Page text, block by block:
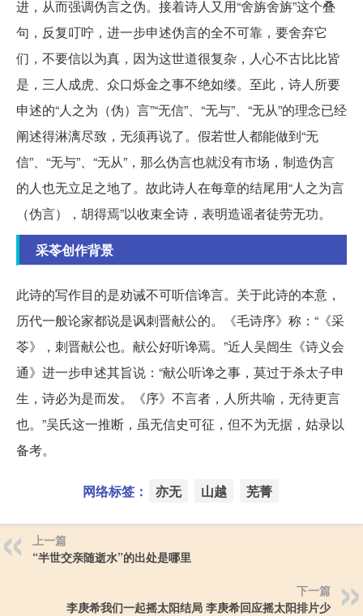
进，从而强调伪言之伪。接着诗人又用“舍旃舍旃”这个叠
句，反复叮咛，进一步申述伪言的全不可靠，要舍弃它
们，不要信以为真，因为这世道很复杂，人心不古比比皆
是，三人成虎、众口烁金之事不绝如缕。至此，诗人所要
申述的“人之为（伪）言”“无信”、“无与”、“无从”的理念已经
阐述得淋漓尽致，无须再说了。假若世人都能做到“无
信”、“无与”、“无从”，那么伪言也就没有市场，制造伪言
的人也无立足之地了。故此诗人在每章的结尾用“人之为言
（伪言），胡得焉”以收束全诗，表明造谣者徒劳无功。
采苓创作背景
此诗的写作目的是劝诫不可听信谗言。关于此诗的本意，
历代一般论家都说是讽刺晋献公的。《毛诗序》称：“《采
苓》，刺晋献公也。献公好听谗焉。”近人吴闿生《诗义会
通》进一步申述其旨说：“献公听谗之事，莫过于杀太子申
生，诗必为是而发。《序》不言者，人所共喻，无待更言
也。”吴氏这一推断，虽无信史可征，但不为无据，姑录以
备考。
网络标签： 亦无 山越 芜菁
上一篇
“半世交亲随逝水”的出处是哪里
下一篇
李庚希我们一起摇太阳结局 李庚希回应摇太阳排片少